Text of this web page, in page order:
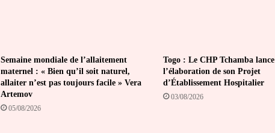
Semaine mondiale de l’allaitement
maternel : « Bien qu’il soit naturel,
allaiter n’est pas toujours facile » Vera
Artemov
05/08/2026
Togo : Le CHP Tchamba lance
l’élaboration de son Projet
d’Établissement Hospitalier
03/08/2026